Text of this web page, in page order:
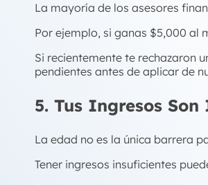
La mayoría de los asesores
Por ejemplo, si ganas $5,000 al
Si recientemente te rechazaron
pendientes antes de aplicar de
5. Tus Ingresos
La edad no es la única barrera
Tener ingresos insuficientes